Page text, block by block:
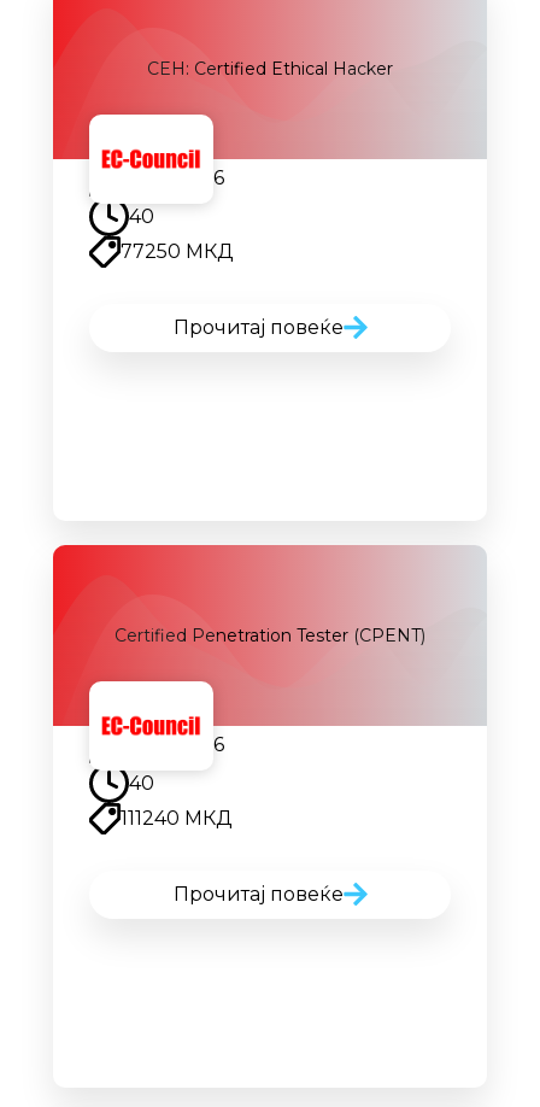
CEH: Certified Ethical Hacker
14.09.2026
40
77250 МКД
Прочитај повеќе
Certified Penetration Tester (CPENT)
05.10.2026
40
111240 МКД
Прочитај повеќе